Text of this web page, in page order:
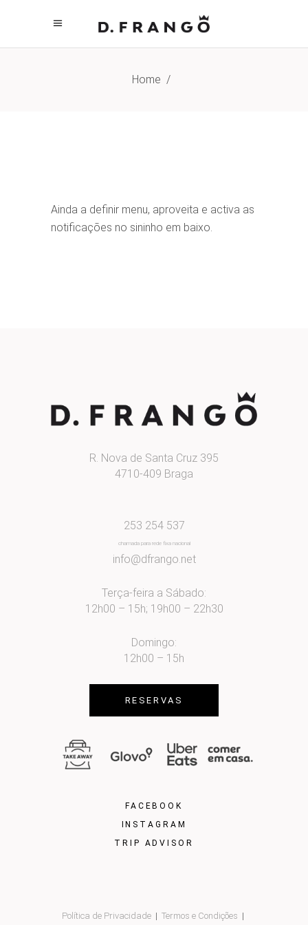
Home /
Ainda a definir menu, aproveita e activa as
notificações no sininho em baixo.
R. Nova de Santa Cruz 395
4710-409 Braga
253 254 537
chamada para rede fixa nacional
info@dfrango.net
Terça-feira a Sábado:
12h00 – 15h; 19h00 – 22h30
Domingo:
12h00 – 15h
RESERVAS
FACEBOOK
INSTAGRAM
TRIP ADVISOR
Política de Privacidade Termos e Condições